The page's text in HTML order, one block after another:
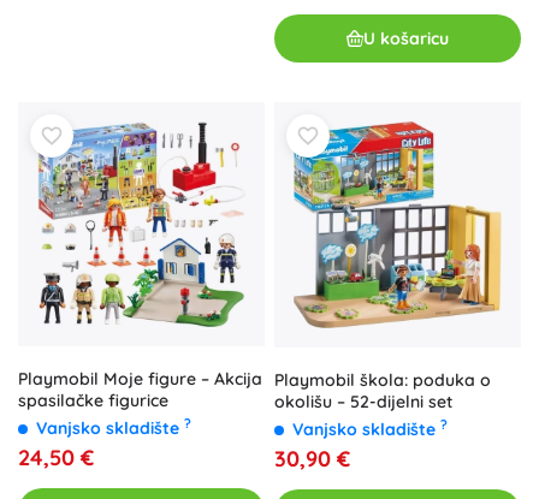
U košaricu
Playmobil Moje figure – Akcija
spasilačke figurice
Vanjsko skladište ?
24,50 €
Playmobil škola: poduka o
okolišu – 52-dijelni set
Vanjsko skladište ?
30,90 €